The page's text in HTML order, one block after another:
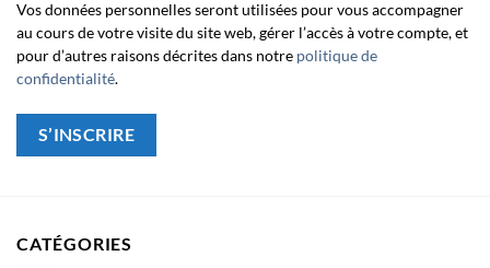
Vos données personnelles seront utilisées pour vous accompagner
au cours de votre visite du site web, gérer l’accès à votre compte, et
pour d’autres raisons décrites dans notre politique de
confidentialité.
S’INSCRIRE
CATÉGORIES